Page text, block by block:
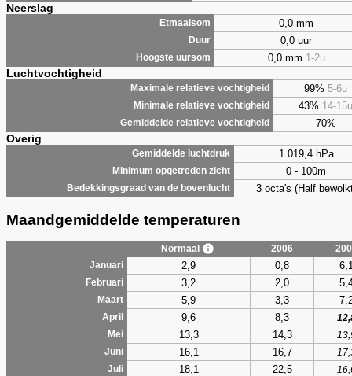
Neerslag
Etmaalsom 0,0 mm
Duur 0,0 uur
Hoogste uursom 0,0 mm 1-2u
Luchtvochtigheid
Maximale relatieve vochtigheid 99% 5-6u
Minimale relatieve vochtigheid 43% 14-15u
Gemiddelde relatieve vochtigheid 70%
Overig
Gemiddelde luchtdruk 1.019,4 hPa
Minimum opgetreden zicht 0 - 100m
Bedekkingsgraad van de bovenlucht 3 octa's (Half
Maandgemiddelde temperaturen
Normaal 2006
Januari
2,9 0,8
Februari 3,2 2,0
Maart 5,9 3,3
April 9,6 8,3
Mei
13,3 14,3
Juni
16,1 16,7
Juli
18,1 22,5